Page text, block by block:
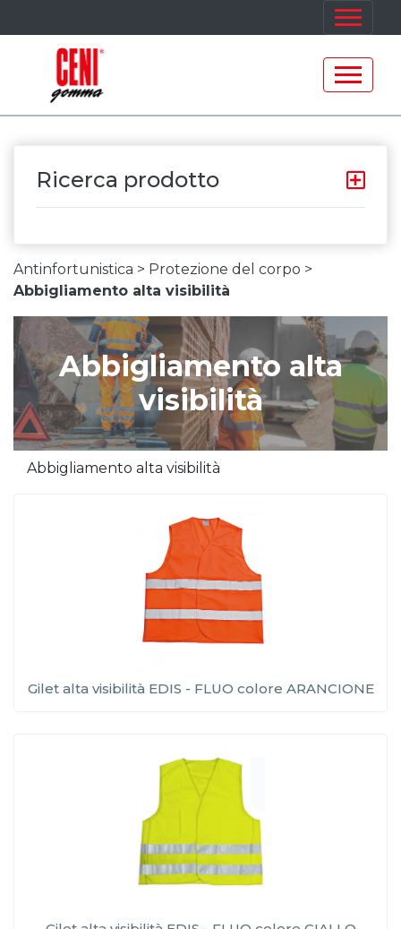
Ricerca prodotto
Antinfortunistica > Protezione del corpo >
Abbigliamento alta visibilità
Abbigliamento alta
visibilità
Abbigliamento alta visibilità
Gilet alta visibilità EDIS - FLUO colore ARANCIONE